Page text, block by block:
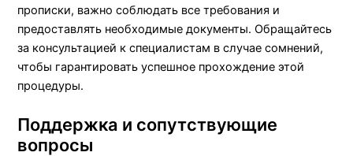
прописки, важно соблюдать все требования и
предоставлять необходимые документы. Обращайтесь
за консультацией к специалистам в случае сомнений,
чтобы гарантировать успешное прохождение этой
процедуры.
Поддержка и сопутствующие
вопросы